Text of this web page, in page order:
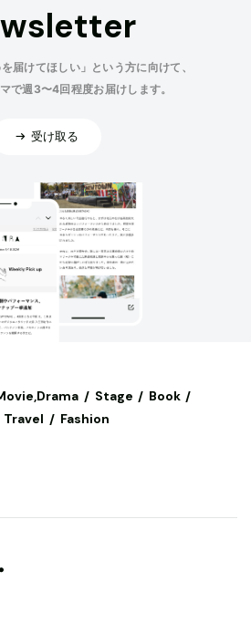
届けてほしい」という方に向けて、
で週3〜4回程度お届けします。
受け取る
Stage
Book
Travel Fashion